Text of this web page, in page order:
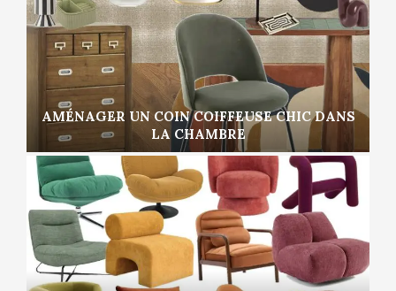
AMÉNAGER UN COIN COIFFEUSE CHIC DANS
LA CHAMBRE